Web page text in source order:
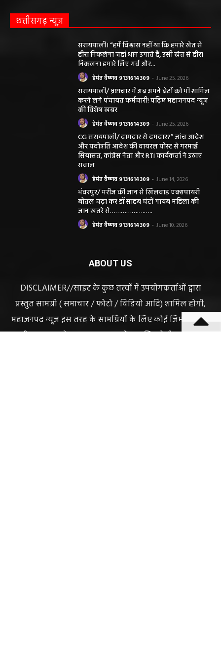
छत्तीसगढ़ न्यूज़
सरायपाली। “हमें विश्वास नहीं था कि हमारे खेत से
हीरा निकलेगा जहां धान उगाते हैं, उसी खेत से हीरा
निकलना हमारे लिए गर्व और...
हेमंत वैष्णव 9131614309 - June 25, 2026
सरायपाली/ भ्रष्टाचार में अब अपने बेटों को भी शामिल
करने लगे पंचायत कर्मचारी! पढ़िए महाजनपद न्यूज
की विशेष खबर
हेमंत वैष्णव 9131614309 - June 25, 2026
CG सरायपाली/ दागदार से दमदार?” जांच आदेश
और पदोन्नति आदेश की वायरल पोस्ट से गरमाई
सियासत, कांग्रेस नेता और RTI कार्यकर्ता ने उठाए
सवाल
हेमंत वैष्णव 9131614309 - June 14, 2026
भंवरपुर/ मरीज की जान से खिलवाड़ एक्सपायरी
बोतल चढ़ा कर डॉ साहब घंटों गायब महिला की
जान खतरे से……………….…..
हेमंत वैष्णव 9131614309 - June 10, 2026
ABOUT US
DISCLAIMER//साइट के कुछ तत्वों में उपयोगकर्ताओं द्वारा
प्रस्तुत सामग्री ( समाचार / फोटो / विडियो आदि) शामिल होगी,
महाजनपद न्यूज इस तरह के सामग्रियों के लिए कोई जिम्मेदार नहीं
स्वीकार करता है। महाजनपद न्यूज में प्रकाशित ऐसी सामग्री के